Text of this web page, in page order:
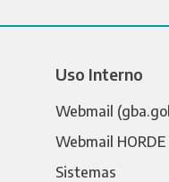
Uso Interno
Webmail
Webmail HORDE
Sistemas